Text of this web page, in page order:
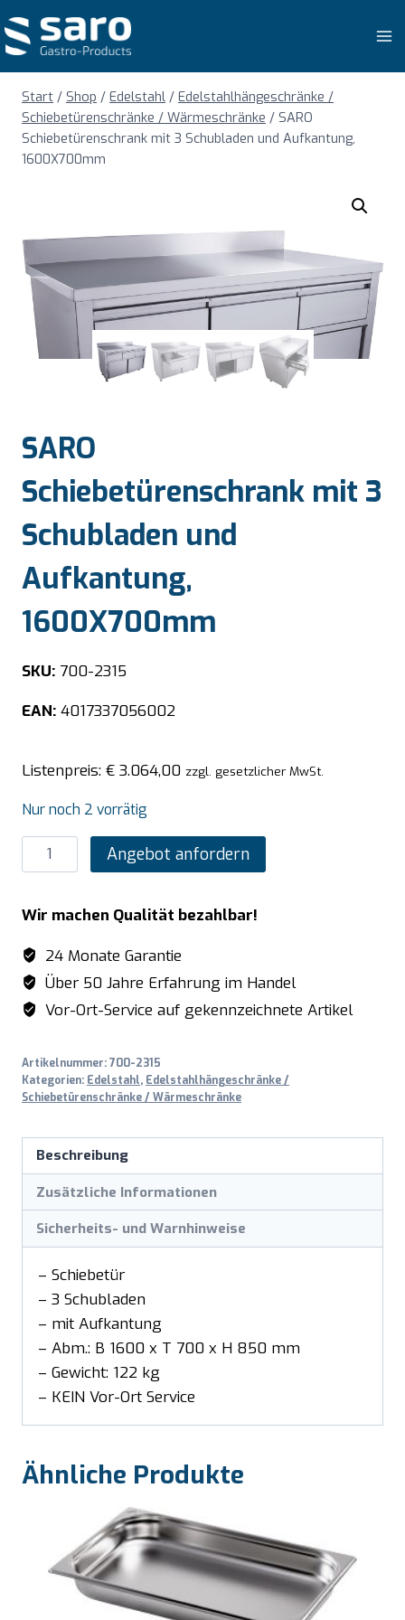
Inhalt
springen
Start / Shop / Edelstahl / Edelstahlhängeschränke /
Schiebetürenschränke / Wärmeschränke / SARO
Schiebetürenschrank mit 3 Schubladen und Aufkantung,
1600X700mm
SARO
Schiebetürenschrank mit 3
Schubladen und
Aufkantung,
1600X700mm
SKU: 700-2315
EAN: 4017337056002
Listenpreis: € 3.064,00 zzgl. gesetzlicher MwSt.
Nur noch 2 vorrätig
SARO
Schiebetürenschrank
3
Schubladen
und
Aufkantung,
1600X700mm
Angebot anfordern
Wir machen Qualität bezahlbar!
24 Monate Garantie
Über 50 Jahre Erfahrung im Handel
Vor-Ort-Service auf gekennzeichnete Artikel
Artikelnummer:700-2315
Kategorien: Edelstahl, Edelstahlhängeschränke /
Schiebetürenschränke / Wärmeschränke
Beschreibung
Zusätzliche Informationen
Sicherheits- und Warnhinweise
– Schiebetür
– 3 Schubladen
– mit Aufkantung
– Abm.: B 1600 x T 700 x H 850 mm
– Gewicht: 122 kg
– KEIN Vor-Ort Service
Ähnliche Produkte